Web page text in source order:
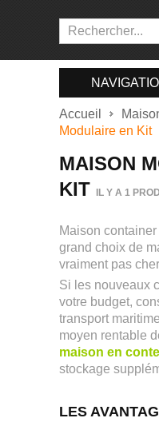
Accueil
Modulaire en Kit
MAISON
KIT
IL Y A 1
Maison
grand choix de
vraiment pas
Si les nouveaux
votre budget,
transport
moyen rentable
maison en
stockage
LES